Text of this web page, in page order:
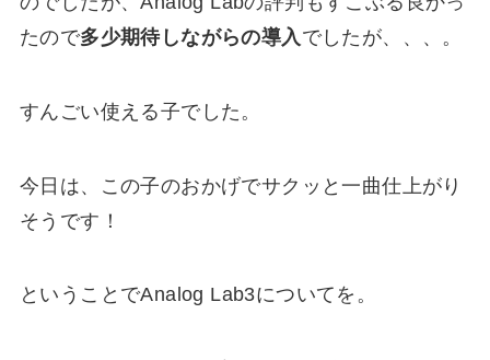
たので多少期待しながらの導入でしたが、、、。
すんごい使える子でした。
今日は、この子のおかげでサクッと一曲仕上がり
そうです！
ということでAnalog Lab3についてを。